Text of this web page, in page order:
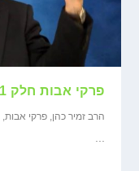
פרקי אבות חלק 11 הרב זמיר כהן במסרים לחיים
הרב זמיר כהן,פרקי אבות,